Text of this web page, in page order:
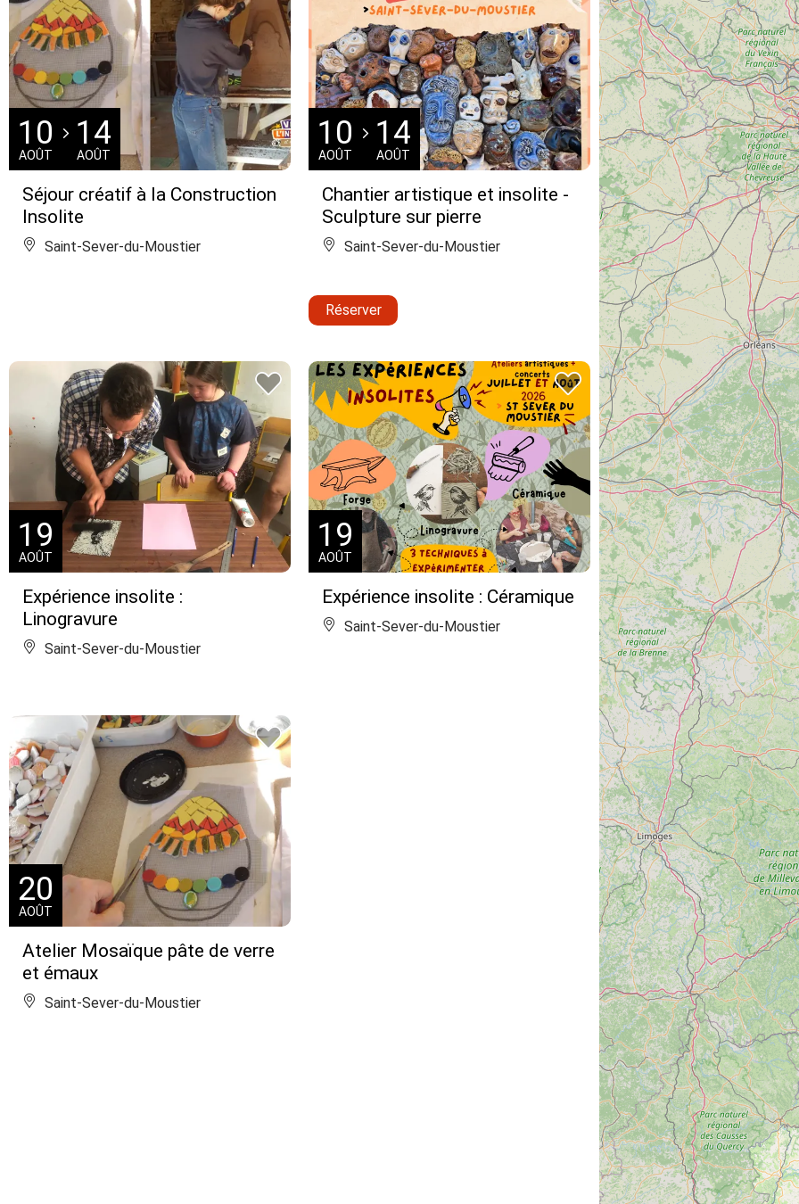
Séjour créatif à la Construction
Insolite
10
AOÛT
14
AOÛT
Saint-Sever-du-Moustier
Chantier artistique et insolite -
Sculpture sur pierre
10
AOÛT
14
AOÛT
Saint-Sever-du-Moustier
Réserver
Expérience insolite :
Linogravure
19
AOÛT
Saint-Sever-du-Moustier
Expérience insolite : Céramique
19
AOÛT
Saint-Sever-du-Moustier
Atelier Mosaïque pâte de verre
et émaux
20
AOÛT
Saint-Sever-du-Moustier